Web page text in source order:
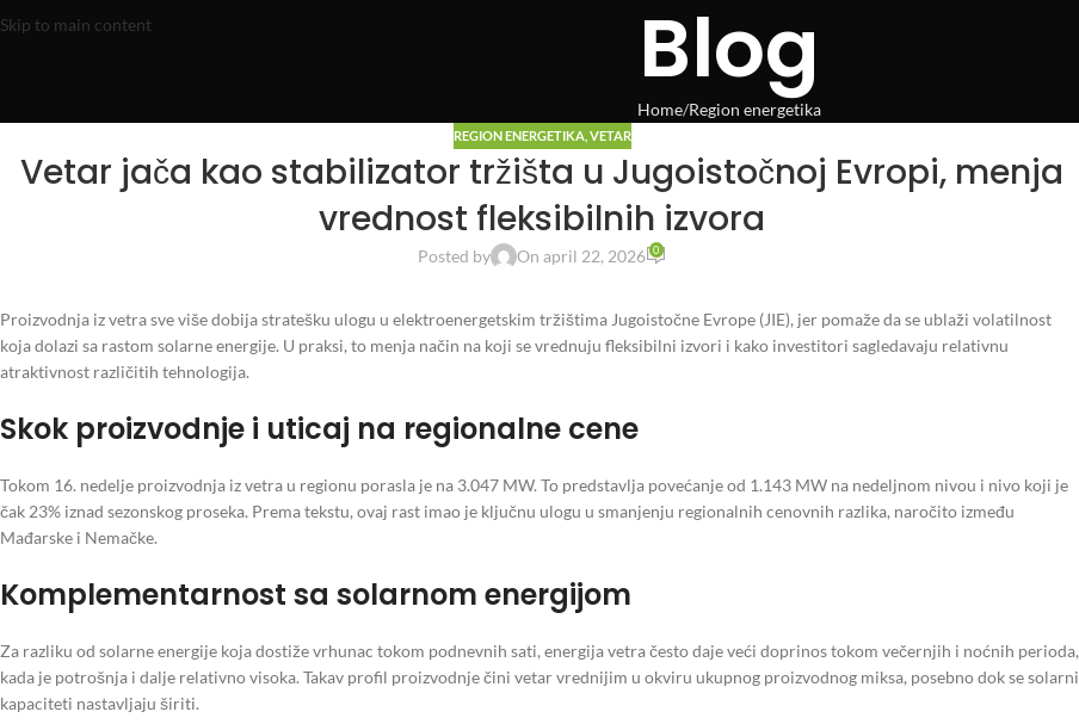
Skip to main content Blog
Home Region energetika
REGION ENERGETIKA, VETAR
Vetar jača kao stabilizator tržišta u Jugoistočnoj Evropi, menja
vrednost fleksibilnih izvora
Posted by On april 22, 2026 0
Proizvodnja iz vetra sve više dobija stratešku ulogu u elektroenergetskim tržištima Jugoistočne Evrope (JIE), jer pomaže da se ublaži volatilnost
koja dolazi sa rastom solarne energije. U praksi, to menja način na koji se vrednuju fleksibilni izvori i kako investitori sagledavaju relativnu
atraktivnost različitih tehnologija.
Skok proizvodnje i uticaj na regionalne cene
Tokom 16. nedelje proizvodnja iz vetra u regionu porasla je na 3.047 MW. To predstavlja povećanje od 1.143 MW na nedeljnom nivou i nivo koji je
čak 23% iznad sezonskog proseka. Prema tekstu, ovaj rast imao je ključnu ulogu u smanjenju regionalnih cenovnih razlika, naročito između
Mađarske i Nemačke.
Komplementarnost sa solarnom energijom
Za razliku od solarne energije koja dostiže vrhunac tokom podnevnih sati, energija vetra često daje veći doprinos tokom večernjih i noćnih perioda,
kada je potrošnja i dalje relativno visoka. Takav profil proizvodnje čini vetar vrednijim u okviru ukupnog proizvodnog miksa, posebno dok se solarni
kapaciteti nastavljaju širiti.